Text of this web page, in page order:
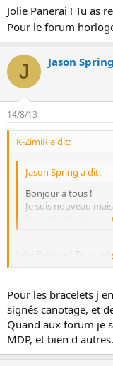
s
i
o
n
Jolie Panerai ! Tu as
Pour le forum
J Jason Spring
14/8/13
K-ZimiR a dit:
Jason Spring a dit:
Bonjour à tous !
Je suis nouveau
Jolie Panerai ! Tu as
Pour le forum
Pour les bracelets j
signés canotage, et
Quand aux forum je
MDP, et bien d autres.